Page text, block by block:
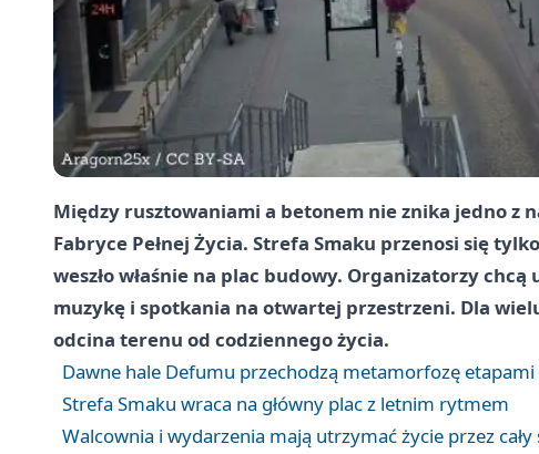
Między rusztowaniami a betonem nie znika jedno z
Fabryce Pełnej Życia. Strefa Smaku przenosi się
weszło właśnie na plac budowy. Organizatorzy
muzykę i spotkania na otwartej przestrzeni. Dla
odcina terenu od codziennego życia.
Dawne hale Defumu przechodzą metamorfozę etapami
Strefa Smaku wraca na główny plac z letnim rytmem
Walcownia i wydarzenia mają utrzymać życie przez cały